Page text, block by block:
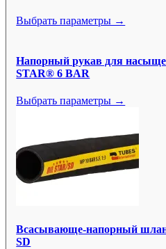
Выбрать параметры →
Напорный рукав для
STAR® 6 BAR
Выбрать параметры →
Всасывающе-напорный
SD